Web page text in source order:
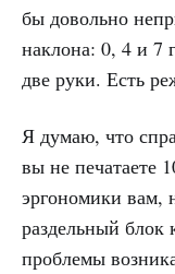
бы довольно
наклона: 0, 4 и 7
две руки. Есть
Я думаю, что
вы не печатаете
эргономики вам,
раздельный
проблемы